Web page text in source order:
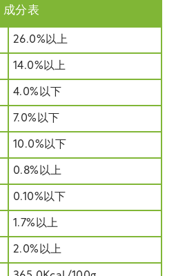
成分表
26.0%以上
14.0%以上
4.0%以下
7.0%以下
10.0%以下
0.8%以上
0.10%以下
1.7%以上
2.0%以上